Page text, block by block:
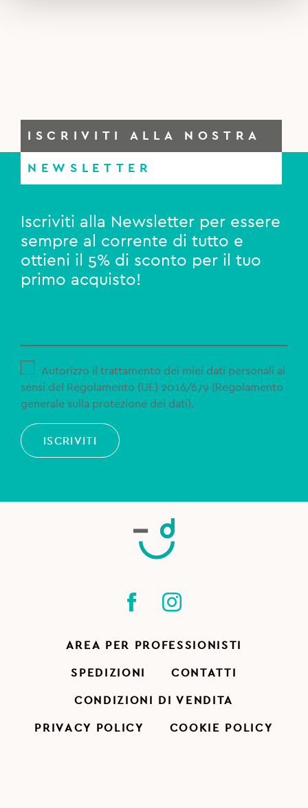
ISCRIVITI ALLA NOSTRA
NEWSLETTER
Iscriviti alla Newsletter per essere
sempre al corrente di tutto e
ottieni il 5% di sconto per il tuo
primo acquisto!
Autorizzo il trattamento dei miei dati personali ai
sensi del Regolamento (UE) 2016/679 (Regolamento
generale sulla protezione dei dati).
ISCRIVITI
AREA PER PROFESSIONISTI
SPEDIZIONI CONTATTI
CONDIZIONI DI VENDITA
PRIVACY POLICY COOKIE POLICY